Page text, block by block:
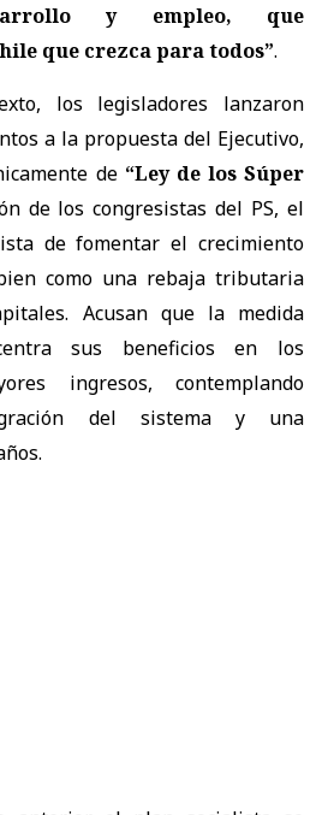
y empleo, que
que crezca para todos”.
los legisladores lanzaron
a la propuesta del Ejecutivo,
de “Ley de los Súper
de los congresistas del PS, el
de fomentar el crecimiento
como una rebaja tributaria
Acusan que la medida
sus beneficios en los
ingresos, contemplando
del sistema y una